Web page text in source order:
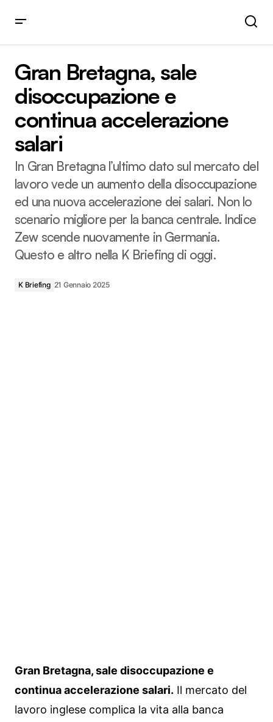
accelerazione salari
Gran Bretagna, sale
disoccupazione e
continua accelerazione
salari
In Gran Bretagna l’ultimo dato sul mercato del
lavoro vede un aumento della disoccupazione
ed una nuova accelerazione dei salari. Non lo
scenario migliore per la banca centrale. Indice
Zew scende nuovamente in Germania.
Questo e altro nella K Briefing di oggi.
K Briefing 21 Gennaio 2025
Gran Bretagna, sale disoccupazione e
continua accelerazione salari. Il mercato del
lavoro inglese complica la vita alla banca